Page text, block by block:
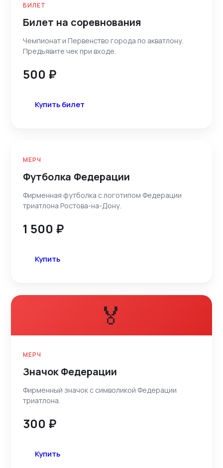
БИЛЕТ
Билет на соревнования
Чемпионат и Первенство города по акватлону.
Предъявите чек при входе.
500 ₽
Купить билет
МЕРЧ
Футболка Федерации
Фирменная футболка с логотипом Федерации
триатлона Ростова-на-Дону.
1 500 ₽
Купить
🏅
МЕРЧ
Значок Федерации
Фирменный значок с символикой Федерации
триатлона.
300 ₽
Купить